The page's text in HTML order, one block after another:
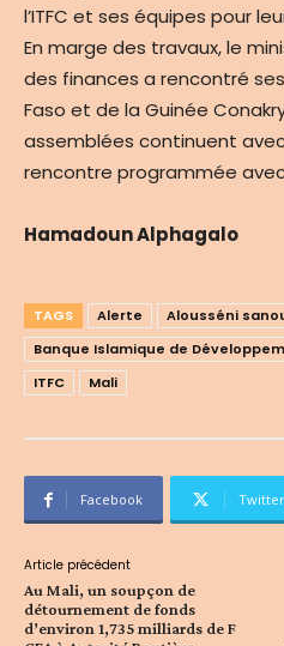
l’ITFC et ses équipes pour
En marge des travaux, le
des finances a rencontré
Faso et de la Guinée
assemblées continuent
rencontre programmée
Hamadoun Alphagalo
TAGS Alerte
Alousséni
Banque Islamique de
ITFC
Mali
Facebook Twitter
Article précédent
Au Mali, un soupçon de
détournement de fonds
d’environ 1,735 milliards de F